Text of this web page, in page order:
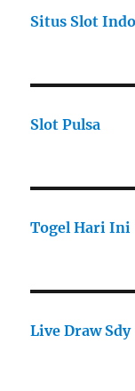
Situs Slot
Slot Pulsa
Togel Hari Ini
Live Draw Sdy